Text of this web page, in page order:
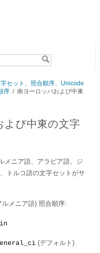
セット、照合順序、Unicode
序 / 南ヨーロッパおよび中東
よび中東の文字
メニア語、アラビア語、ジ
トルコ語の文字セットがサ
メニア語) 照合順序:
(デフォルト)